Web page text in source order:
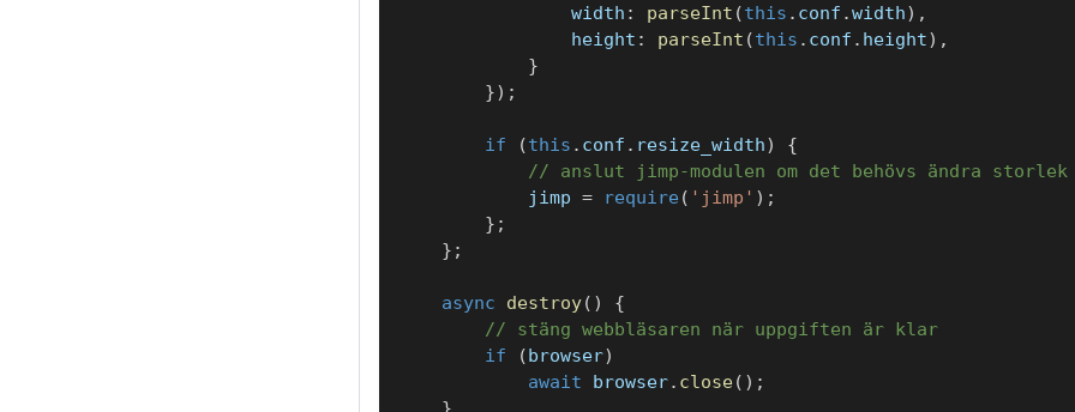
                width
: parseInt (this . conf .width) ,
                height
: parseInt (this . conf . height) ,
}
}) ;
if (this . conf . resize_width)
{
// anslut jimp-modulen om det behövs ändra storlek
            jimp
= require( 'jimp' ) ;
} ;
} ;
async destroy( )
{
// stäng webbläsaren när uppgiften är klar
if
( browser)
await browser. close( ) ;